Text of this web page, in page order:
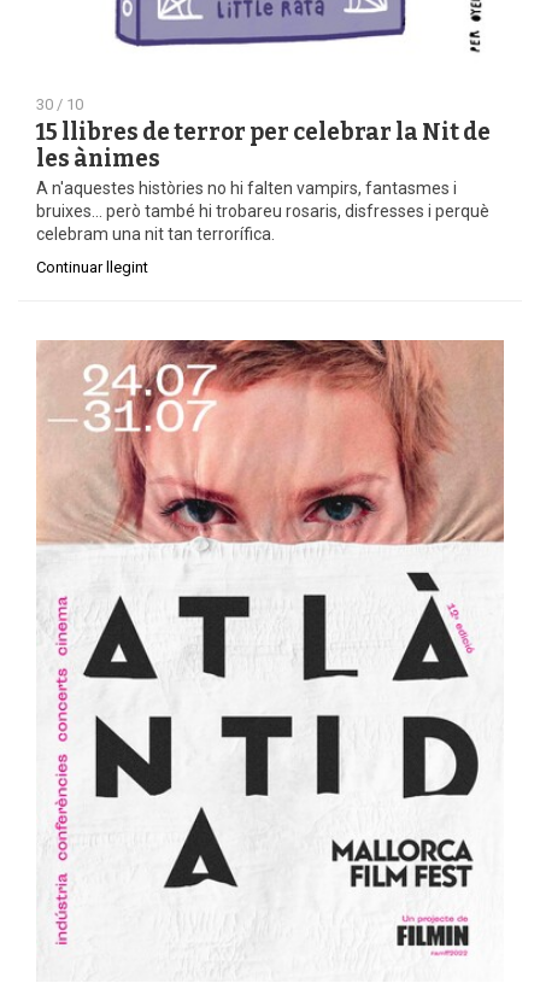
30 / 10
15 llibres de terror per celebrar la Nit de
les ànimes
A n'aquestes històries no hi falten vampirs, fantasmes i
bruixes... però també hi trobareu rosaris, disfresses i perquè
celebram una nit tan terrorífica.
Continuar llegint